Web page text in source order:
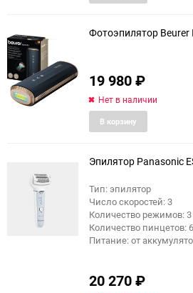
еще 1 фото
Фотоэпилятор Beurer
19 980₽
Нет в наличии
В корзину
Эпилятор Panasonic
Тип: эпилятор
Число скоростей: 3
Количество режимов: 3
Количество пинцетов:
Питание: от
20 270₽